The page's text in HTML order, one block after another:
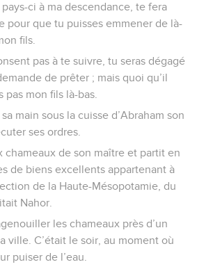
ci à ma descendance, te fera
pour que tu puisses emmener de là-
fils.
pas à te suivre, tu seras dégagé
de prêter ; mais quoi qu’il
pas mon fils là-bas.
main sous la cuisse d’Abraham son
ses ordres.
chameaux de son maître et partit en
de biens excellents appartenant à
de la Haute-Mésopotamie, du
Nahor.
les chameaux près d’un
ville. C’était le soir, au moment où
puiser de l’eau.